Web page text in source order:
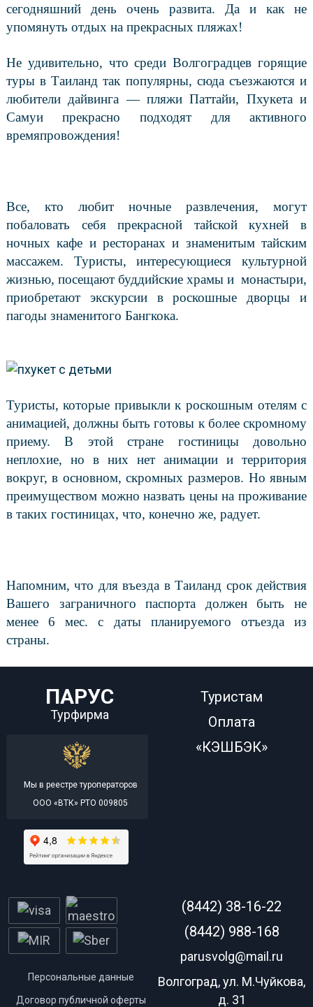
сегодняшний день очень развита. Да и как не
упомянуть отдых на прекрасных пляжах!
Не удивительно, что среди Волгоградцев горящие
туры в Таиланд так популярны, сюда съезжаются и
любители дайвинга — пляжи Паттайи, Пхукета и
Самуи прекрасно подходят для активного
времяпровождения!
Все, кто любит ночные развлечения, могут
побаловать себя прекрасной тайской кухней в
ночных кафе и ресторанах и знаменитым тайским
массажем. Туристы, интересующиеся культурной
жизнью, посещают буддийские храмы и монастыри,
приобретают экскурсии в роскошные дворцы и
пагоды знаменитого Бангкока.
Туристы, которые привыкли к роскошным отелям с
анимацией, должны быть готовы к более скромному
приему. В этой стране гостиницы довольно
неплохие, но в них нет анимации и территория
вокруг, в основном, скромных размеров. Но явным
преимуществом можно назвать цены на проживание
в таких гостиницах, что, конечно же, радует.
Напомним, что для въезда в Таиланд срок действия
Вашего заграничного паспорта должен быть не
менее 6 мес. с даты планируемого отъезда из
страны.
ПАРУС
Турфирма
Мы в реестре туроператоров
ООО «ВТК» РТО 009805
Туристам
Оплата
«КЭШБЭК»
Персональные данные
Договор публичной оферты
(8442) 38-16-22
(8442) 988-168
parusvolg@mail.ru
Волгоград, ул. М.Чуйкова,
д. 31